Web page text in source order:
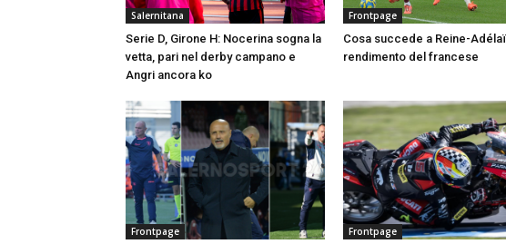
Salernitana
Serie D, Girone H: Nocerina sogna la
vetta, pari nel derby campano e
Angri ancora ko
Frontpage
Cosa succede a Reine-
rendimento del francese
Frontpage Frontpage